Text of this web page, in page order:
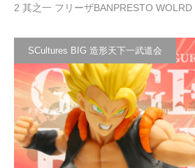
2 其之一 フリーザBANPRESTO
SCultures BIG 造形天下一武道会